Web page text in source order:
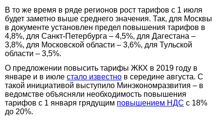
В то же время в ряде регионов рост тарифов с 1 июля
будет заметно выше среднего значения. Так, для Москвы
в документе установлен предел повышения тарифов в
4,8%, для Санкт-Петербурга – 4,5%, для Дагестана –
3,8%, для Московской области – 3,6%, для Тульской
области – 3,5%.
О предложении повысить тарифы ЖКХ в 2019 году в
январе и в июле стало известно в середине августа. С
такой инициативой выступило Минэкономразвития – в
ведомстве объясняли необходимость повышения
тарифов с 1 января грядущим повышением НДС с 18%
до 20%.